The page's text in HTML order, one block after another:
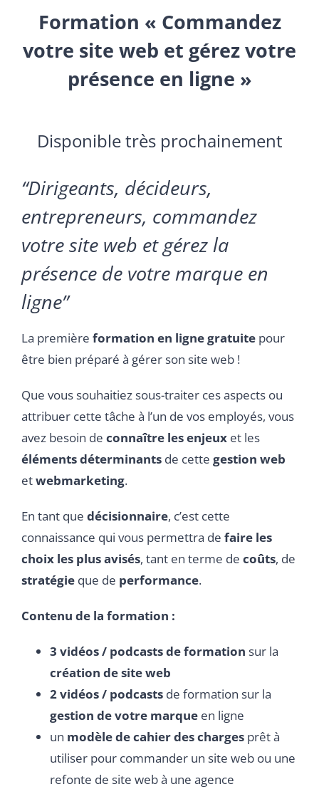
Formation « Commandez
votre site web et gérez votre
présence en ligne »
Disponible très prochainement
“Dirigeants, décideurs,
entrepreneurs, commandez
votre site web et gérez la
présence de votre marque en
ligne”
La première formation en ligne gratuite pour
être bien préparé à gérer son site web !
Que vous souhaitiez sous-traiter ces aspects ou
attribuer cette tâche à l’un de vos employés, vous
avez besoin de connaître les enjeux et les
éléments déterminants de cette gestion web
etwebmarketing.
En tant que décisionnaire, c’est cette
connaissance qui vous permettra de faire les
choix les plus avisés, tant en terme de coûts, de
stratégie que de performance.
Contenu de la formation :
3 vidéos / podcasts de formation sur la
création de site web
2 vidéos / podcasts de formation sur la
gestion de votre marque en ligne
un modèle de cahier des charges prêt à
utiliser pour commander un site web ou une
refonte de site web à une agence